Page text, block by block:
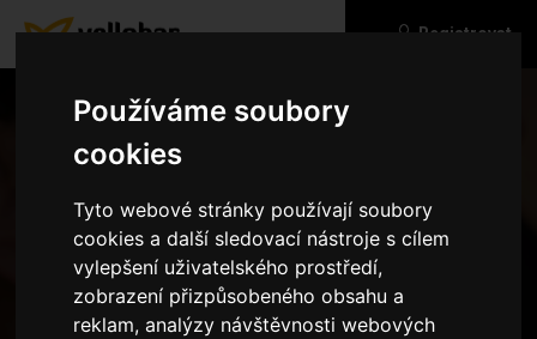
Používáme soubory
cookies
Tyto webové stránky používají soubory
cookies a další sledovací nástroje s cílem
vylepšení uživatelského prostředí,
zobrazení přizpůsobeného obsahu a
reklam, analýzy návštěvnosti webových
Registrovat